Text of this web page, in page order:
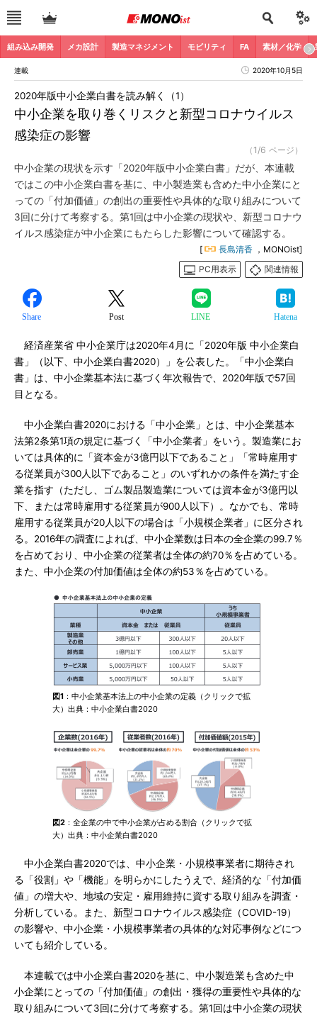
組み込み開発 メカ設計 製造マネジメント モビリティ FA 素材／化学
連載 2020年10月5日
中小企業を取り巻くリスクと新型コロナウイルス
感染症の影響
2020年版中小企業白書を読み解く（1）
（1/6 ページ）
中小企業の現状を示す「2020年版中小企業白書」だが、本連載
ではこの中小企業白書を基に、中小製造業も含めた中小企業にと
っての「付加価値」の創出の重要性や具体的な取り組みについて
3回に分けて考察する。第1回は中小企業の現状や、新型コロナウ
イルス感染症が中小企業にもたらした影響について確認する。
[ 長島清香 ，MONOist]
PC用表示
関連情報
Share Post LINE Hatena
経済産業省 中小企業庁は2020年4月に「2020年版 中小企業白
書」（以下、中小企業白書2020）」を公表した。「中小企業白
書」は、中小企業基本法に基づく年次報告で、2020年版で57回
目となる。
中小企業白書2020における「中小企業」とは、中小企業基本
法第2条第1項の規定に基づく「中小企業者」をいう。製造業にお
いては具体的に「資本金が3億円以下であること」「常時雇用す
る従業員が300人以下であること」のいずれかの条件を満たす企
業を指す（ただし、ゴム製品製造業については資本金が3億円以
下、または常時雇用する従業員が900人以下）。なかでも、常時
雇用する従業員が20人以下の場合は「小規模企業者」に区分され
る。2016年の調査によれば、中小企業数は日本の全企業の99.7％
を占めており、中小企業の従業者は全体の約70％を占めている。
また、中小企業の付加価値は全体の約53％を占めている。
図1 ：中小企業基本法上の中小企業の定義（クリックで拡
大）出典：中小企業白書2020
図2 ：全企業の中で中小企業が占める割合（クリックで拡
大）出典：中小企業白書2020
中小企業白書2020では、中小企業・小規模事業者に期待され
る「役割」や「機能」を明らかにしたうえで、経済的な「付加価
値」の増大や、地域の安定・雇用維持に資する取り組みを調査・
分析している。また、新型コロナウイルス感染症（COVID-19）
の影響や、中小企業・小規模事業者の具体的な対応事例などにつ
いても紹介している。
本連載では中小企業白書2020を基に、中小製造業も含めた中
小企業にとっての「付加価値」の創出・獲得の重要性や具体的な
取り組みについて3回に分けて考察する。第1回は中小企業の現状